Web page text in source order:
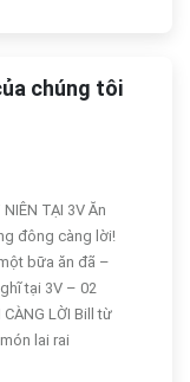
chúng tôi
NIÊN TẠI 3V Ăn
đông càng lời!
bữa ăn đã –
tại 3V – 02
LỜI Bill từ
lai rai